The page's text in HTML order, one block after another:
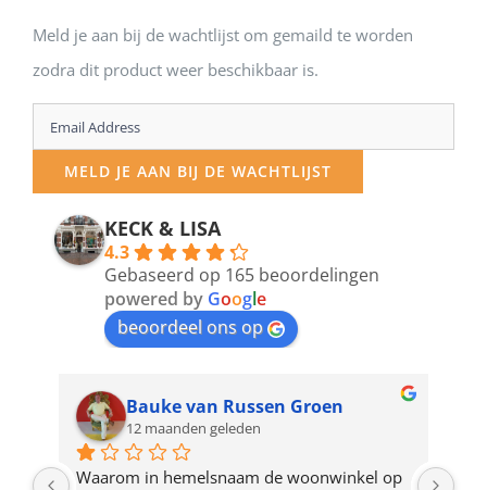
Meld je aan bij de wachtlijst om gemaild te worden
zodra dit product weer beschikbaar is.
Enter
your
email
address
product
MELD JE AAN BIJ DE WACHTLIJST
KECK & LISA
4.3
Gebaseerd op 165 beoordelingen
powered by Google
beoordeel ons op
Bauke van Russen Groen
12 maanden geleden
Waarom in hemelsnaam de woonwinkel op